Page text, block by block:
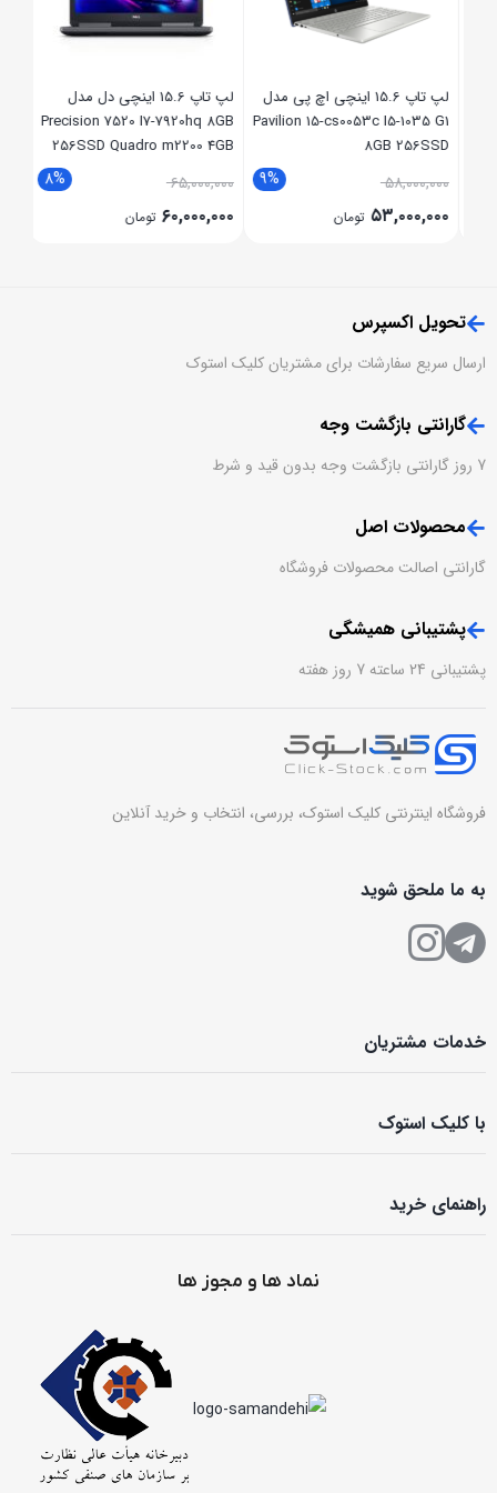
لپ تاپ 15.6 اینچی اچ پی مدل
Pavilion 15-cs0053c I5-1035 G1
8GB 256SSD
9% ۵۸,۰۰۰,۰۰۰
۵۳,۰۰۰,۰۰۰ تومان
لپ تاپ 15.6 اینچی دل مدل
Precision 7520 I7-7920hq 8GB
256SSD Quadro m2200 4GB
8% ۶۵,۰۰۰,۰۰۰
۶۰,۰۰۰,۰۰۰ تومان
تحویل اکسپرس
ارسال سریع سفارشات برای مشتریان کلیک استوک
گارانتی بازگشت وجه
7 روز گارانتی بازگشت وجه بدون قید و شرط
محصولات اصل
گارانتی اصالت محصولات فروشگاه
پشتیبانی همیشگی
پشتیبانی 24 ساعته 7 روز هفته
فروشگاه اینترنتی کلیک استوک، بررسی، انتخاب و خرید آنلاین
به ما ملحق شوید
خدمات مشتریان
با کلیک استوک
راهنمای خرید
نماد ها و مجوز ها